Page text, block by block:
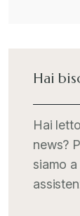
Hai
Hai
news?
siamo